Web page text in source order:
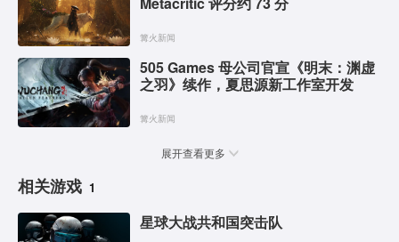
篝火新闻
505 Games 母公司官宣《明末：渊虚
之羽》续作，夏思源新工作室开发
篝火新闻
展开查看更多
相关游戏 1
星球大战共和国突击队